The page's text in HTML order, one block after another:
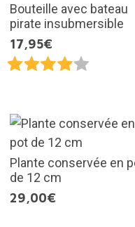
Bouteille avec bateau
pirate insubmersible
17,95€
Plante conservée en
de 12 cm
29,00€